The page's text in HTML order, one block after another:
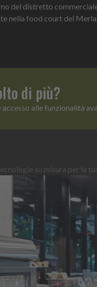
del distretto
nella food court del
di più?
alle funzionalità
su misura per la